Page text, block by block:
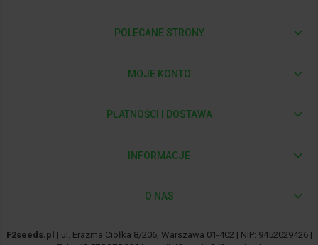
POLECANE STRONY
MOJE KONTO
PŁATNOŚCI I DOSTAWA
INFORMACJE
O NAS
F2seeds.pl | ul. Erazma Ciołka 8/206, Warszawa 01-402 | NIP: 9452029426 |